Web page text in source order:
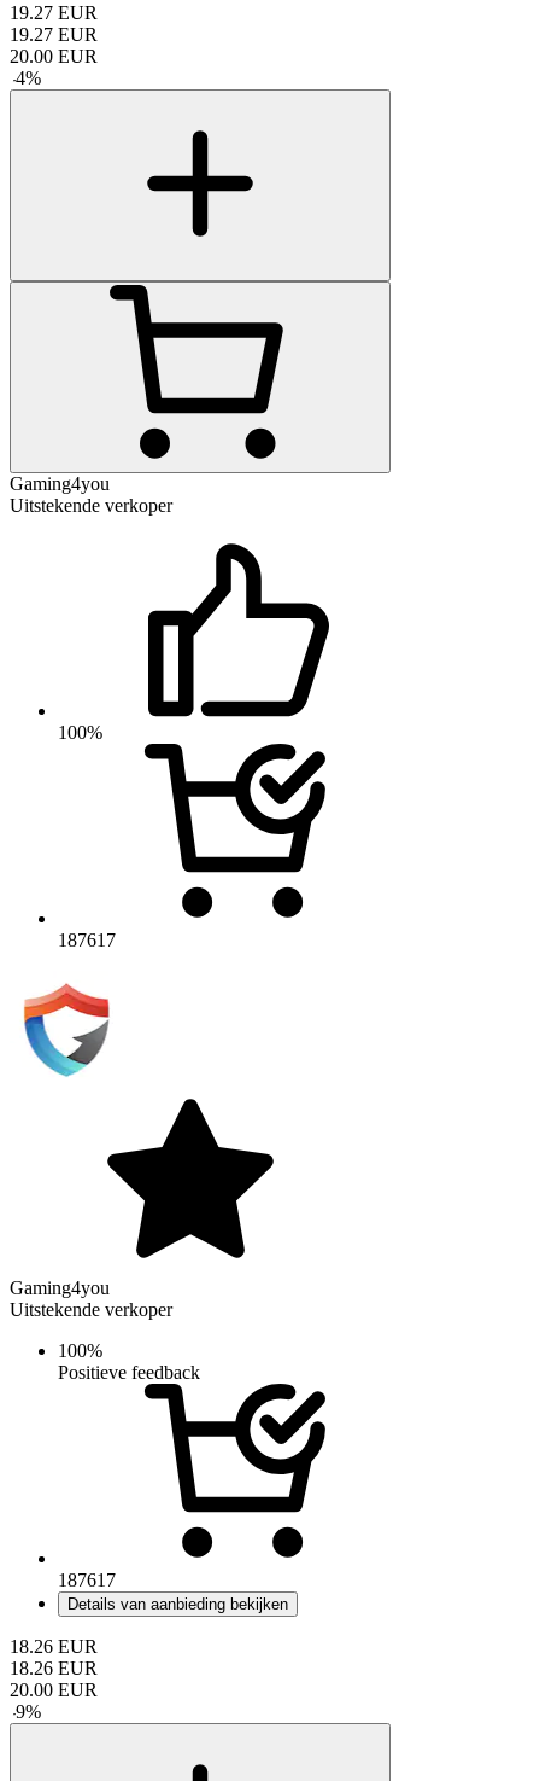
19.27 EUR
19.27 EUR
20.00 EUR
-4%
Gaming4you
Uitstekende verkoper
100%
187617
Gaming4you
Uitstekende verkoper
100%
Positieve feedback
187617
Details van aanbieding bekijken
18.26 EUR
18.26 EUR
20.00 EUR
-9%